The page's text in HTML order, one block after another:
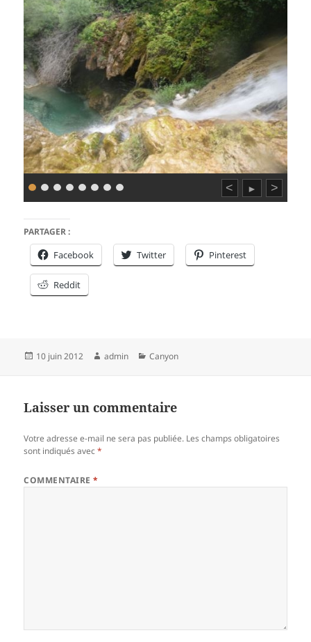
< ► >
PARTAGER :
Facebook Twitter Pinterest
Reddit
Publié
10 juin 2012 Auteur
admin Catégories
Canyon
Laisser un commentaire
Votre adresse e-mail ne sera pas publiée. Les champs obligatoires
sont indiqués avec*
COMMENTAIRE*